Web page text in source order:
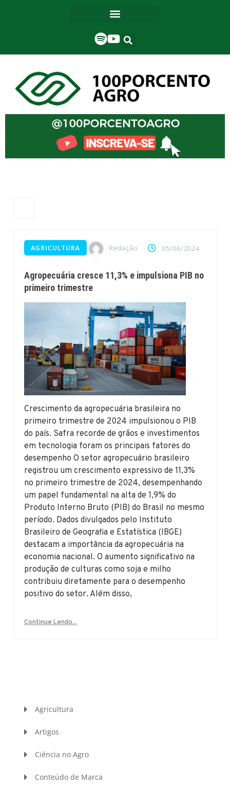
AGRICULTURA Redação 05/06/2024
Agropecuária cresce 11,3% e impulsiona PIB no
primeiro trimestre
Crescimento da agropecuária brasileira no
primeiro trimestre de 2024 impulsionou o PIB
do país. Safra recorde de grãos e investimentos
em tecnologia foram os principais fatores do
desempenho O setor agropecuário brasileiro
registrou um crescimento expressivo de 11,3%
no primeiro trimestre de 2024, desempenhando
um papel fundamental na alta de 1,9% do
Produto Interno Bruto (PIB) do Brasil no mesmo
período. Dados divulgados pelo Instituto
Brasileiro de Geografia e Estatística (IBGE)
destacam a importância da agropecuária na
economia nacional. O aumento significativo na
produção de culturas como soja e milho
contribuiu diretamente para o desempenho
positivo do setor. Além disso,
Continue Lendo...
Agricultura
Artigos
Ciência no Agro
Conteúdo de Marca